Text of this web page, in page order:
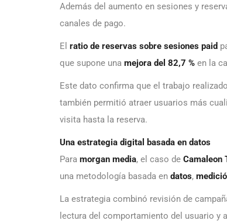
Además del aumento en sesiones y
canales de pago.
El ratio de reservas sobre sesiones paid
que supone una mejora del 82,7 % en la
Este dato confirma que el trabajo
también permitió atraer usuarios más
visita hasta la reserva.
Una estrategia digital basada en datos
Para morgan media, el caso de Camaleon
una metodología basada en datos,
La estrategia combinó revisión de
lectura del comportamiento del usuario y